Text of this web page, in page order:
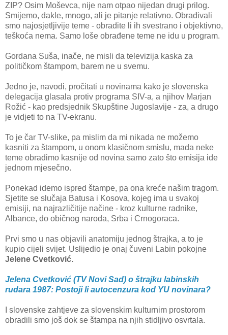
ZIP? Osim Moševca, nije nam otpao nijedan drugi prilog.
Smijemo, dakle, mnogo, ali je pitanje relativno. Obrađivali
smo najosjetljivije teme - obradite li ih svestrano i objektivno,
teškoća nema. Samo loše obrađene teme ne idu u program.
Gordana Suša, inače, ne misli da televizija kaska za
političkom štampom, barem ne u svemu.
Jedno je, navodi, pročitati u novinama kako je slovenska
delegacija glasala protiv programa SIV-a, a njihov Marjan
Rožić - kao predsjednik Skupštine Jugoslavije - za, a drugo
je vidjeti to na TV-ekranu.
To je čar TV-slike, pa mislim da mi nikada ne možemo
kasniti za štampom, u onom klasičnom smislu, mada neke
teme obradimo kasnije od novina samo zato što emisija ide
jednom mjesečno.
Ponekad idemo ispred štampe, pa ona kreće našim tragom.
Sjetite se slučaja Batusa i Kosova, kojeg ima u svakoj
emisiji, na najrazličitije načine - kroz kulturne radnike,
Albance, do običnog naroda, Srba i Crnogoraca.
Prvi smo u nas objavili anatomiju jednog štrajka, a to je
kupio cijeli svijet. Uslijedio je onaj čuveni Labin pokojne
Jelene Cvetković.
Jelena Cvetković (TV Novi Sad) o štrajku labinskih
rudara 1987: Postoji li autocenzura kod YU novinara?
I slovenske zahtjeve za slovenskim kulturnim prostorom
obradili smo još dok se štampa na njih stidljivo osvrtala.